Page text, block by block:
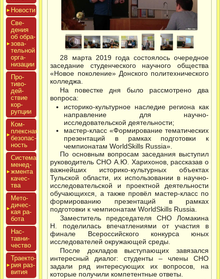
Новос­ти
Све­
дения
об об­ра­
зова­
тель­ной
ор­га­
низа­ции
Про­
тиво­
дей­
ствие
кор­
рупции
Ком­
плексная
бе­зопас­
ность
Сис­те­ма
ме­нед­
жмен­та
ка­чес­
тва
Мето­
дичес­
кая ра­
бота
Нас­
тавни­
чес­тво
Тра­ек­то­
рия раз­
ви­тия
28 марта 2019 года состоялось очередное
заседание студенческого научного общества
«Новое поколение» Донского политехнического
колледжа.
На повестке дня было рассмотрено два
вопроса:
историко-культурное наследие региона как
направление для научно-
исследовательской деятельности;
мастер-класс «Формирование тематических
презентаций в рамках подготовки к
чемпионатам WorldSkills Russia».
По основным вопросам заседания выступил
руководитель СНО А.Ю. Харихонов, рассказав о
важнейших историко-культурных объектах
Тульской области, их использовании в научно-
исследовательской и проектной деятельности
обучающихся, а также провёл мастер-класс по
формированию презентаций в рамках
подготовки к чемпионатам WorldSkills Russia.
Заместитель председателя СНО Ломакина
Н. поделилась впечатлениями от участия в
финале Всероссийского конкурса юных
исследователей окружающей среды.
После докладов выступающих завязался
интересный диалог: студенты – члены СНО
задали ряд интересующих их вопросов, на
которые получили компетентные ответы.